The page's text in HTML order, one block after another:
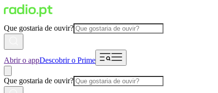
Que gostaria de ouvir?
Abrir o appDescobrir o Prime
Que gostaria de ouvir?